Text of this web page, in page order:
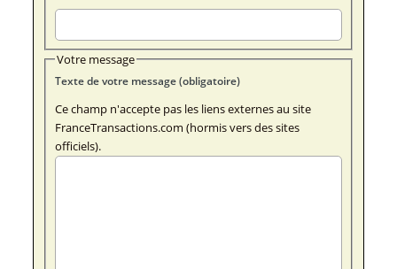
Votre message
Texte de votre message (obligatoire)
Ce champ n'accepte pas les liens externes au site
FranceTransactions.com (hormis vers des sites
officiels).